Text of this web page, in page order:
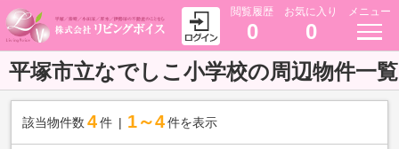
閲覧履歴
0
お気に入り
0
メニュー
平塚市立なでしこ小学校の周辺物件一覧
該当物件数 4件 1～4 件を表示